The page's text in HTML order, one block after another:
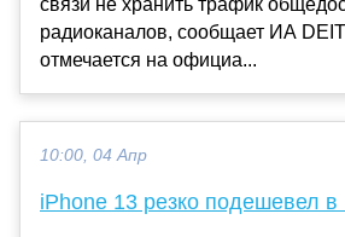
связи не хранить трафик
радиоканалов, сообщает ИА
отмечается на официа...
10:00, 04 Апр
iPhone 13 резко подешевел в